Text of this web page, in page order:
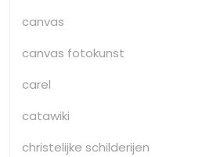
canvas
canvas fotokunst
carel
catawiki
christelijke schilderijen